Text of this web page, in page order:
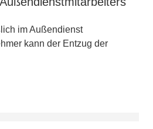
im Außendienst
kann der Entzug der